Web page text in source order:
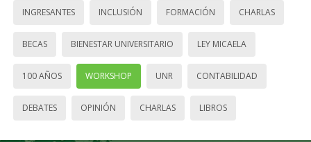
INGRESANTES INCLUSIÓN FORMACIÓN CHARLAS
BECAS BIENESTAR UNIVERSITARIO LEY MICAELA
100 AÑOS WORKSHOP UNR CONTABILIDAD
DEBATES OPINIÓN CHARLAS LIBROS